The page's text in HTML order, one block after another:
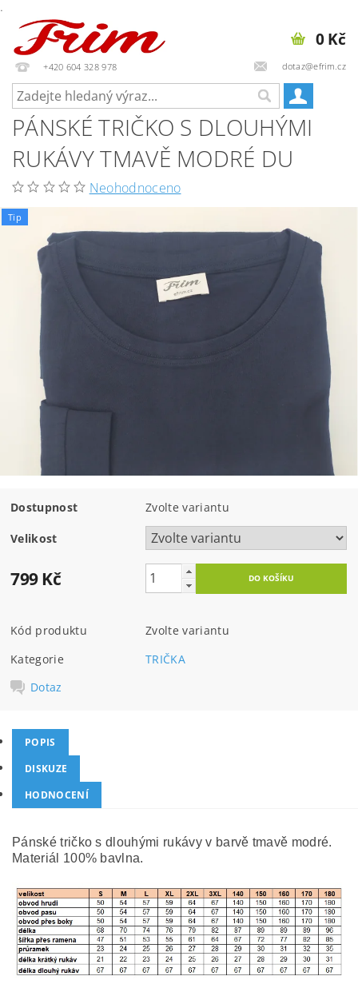
.
+420 604 328 978 dotaz@efrim.cz
0 Kč
PÁNSKÉ TRIČKO S DLOUHÝMI
RUKÁVY TMAVĚ MODRÉ DU
Neohodnoceno
Tip
Dostupnost Zvolte variantu
Velikost
799 Kč
Kód produktu
Zvolte variantu
Kategorie
TRIČKA
Dotaz
POPIS
DISKUZE
HODNOCENÍ
Pánské tričko s dlouhými rukávy v barvě tmavě modré.
Materiál 100% bavlna.